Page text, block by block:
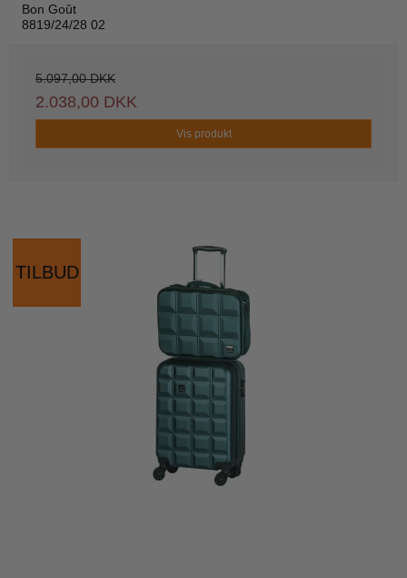
Bon Goût
8819/24/28 02
5.097,00 DKK
2.038,00 DKK
Vis produkt
TILBUD